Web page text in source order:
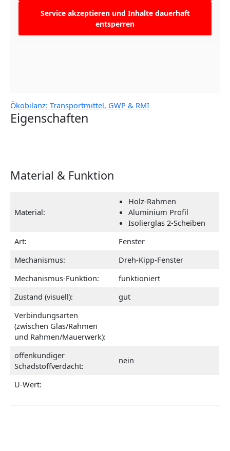
Service akzeptieren und Inhalte dauerhaft
entsperren
Ökobilanz: Transportmittel, GWP & RMI
Eigenschaften
Material & Funktion
Material:
Holz-Rahmen
Aluminium Profil
Isolierglas 2-Scheiben
Art:
Fenster
Mechanismus:
Dreh-Kipp-Fenster
Mechanismus-Funktion:
funktioniert
Zustand (visuell):
gut
Verbindungsarten
(zwischen Glas/Rahmen
und Rahmen/Mauerwerk):
offenkundiger
Schadstoffverdacht:
nein
U-Wert: